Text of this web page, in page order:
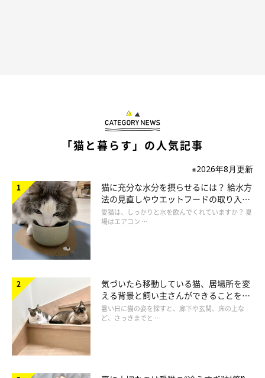
多いです。つまり人との距離が近ければ近いほど、親密度が高く
信頼しているといえるのです。
そう考えると、猫が飼い主さんの近くに寄ってきて同じ時を過ご
そうとするのは、飼い主さんに対する愛情表現のひとつなのかも
しれませんね。
「猫と暮らす」の人気記事
※2026年8月更新
猫に充分な水分を摂らせるには？ 給水方
法の見直しやウエットフードの取り入れ
方を解説
愛猫は、しっかりと水を飲んでくれていますか？ 夏
場はエアコン …
気づいたら移動している猫、居場所を変
える背景と飼い主さんができることを獣
医師が解説
暑い日に猫の姿を探すと、廊下や玄関、床の上な
ど、さっきまでと …